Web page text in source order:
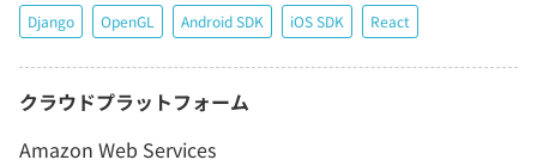
Django OpenGL Android SDK iOS SDK React
クラウドプラットフォーム
Amazon Web Services